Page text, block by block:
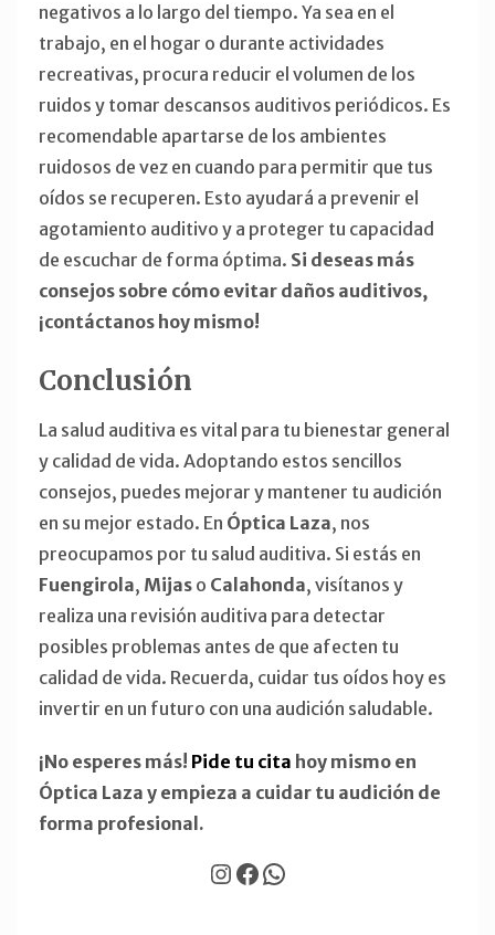
negativos a lo largo del tiempo. Ya sea en el
trabajo, en el hogar o durante actividades
recreativas, procura reducir el volumen de los
ruidos y tomar descansos auditivos periódicos. Es
recomendable apartarse de los ambientes
ruidosos de vez en cuando para permitir que tus
oídos se recuperen. Esto ayudará a prevenir el
agotamiento auditivo y a proteger tu capacidad
de escuchar de forma óptima. Si deseas más
consejos sobre cómo evitar daños auditivos,
¡contáctanos hoy mismo!
Conclusión
La salud auditiva es vital para tu bienestar general
y calidad de vida. Adoptando estos sencillos
consejos, puedes mejorar y mantener tu audición
en su mejor estado. En Óptica Laza, nos
preocupamos por tu salud auditiva. Si estás en
Fuengirola, Mijas o Calahonda, visítanos y
realiza una revisión auditiva para detectar
posibles problemas antes de que afecten tu
calidad de vida. Recuerda, cuidar tus oídos hoy es
invertir en un futuro con una audición saludable.
¡No esperes más! Pide tu cita hoy mismo en
Óptica Laza y empieza a cuidar tu audición de
forma profesional.
Instagram
Facebook
WhatsApp